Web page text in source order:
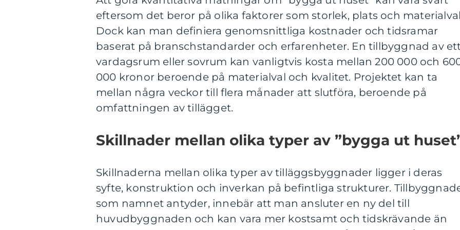
eftersom det beror på olika faktorer som storlek, plats och
Dock kan man definiera genomsnittliga kostnader och tidsramar
baserat på branschstandarder och erfarenheter. En tillbyggnad av
vardagsrum eller sovrum kan vanligtvis kosta mellan 200 000 och
000 kronor beroende på materialval och kvalitet. Projektet kan ta
mellan några veckor till flera månader att slutföra, beroende på
omfattningen av tillägget.
Skillnader mellan olika typer av ”bygga ut
Skillnaderna mellan olika typer av tilläggsbyggnader ligger i deras
syfte, konstruktion och inverkan på befintliga strukturer.
som namnet antyder, innebär att man ansluter en ny del till
huvudbyggnaden och kan vara mer kostsamt och tidskrävande än